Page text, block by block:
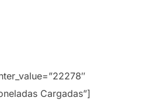
Cargadas”]